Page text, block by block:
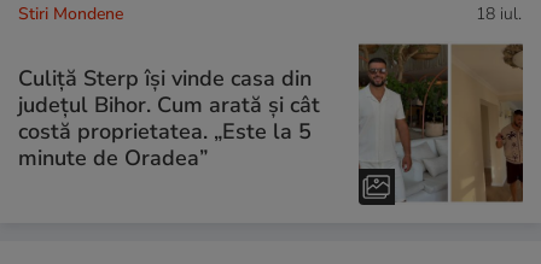
Stiri Mondene 18 iul.
Culiță Sterp își vinde casa din
județul Bihor. Cum arată și cât
costă proprietatea. „Este la 5
minute de Oradea”